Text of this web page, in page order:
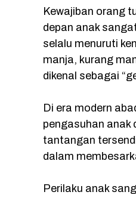
Kewajiban orang
depan anak
selalu menuruti
manja, kurang
dikenal sebagai
Di era modern
pengasuhan anak
tantangan
dalam
Perilaku anak